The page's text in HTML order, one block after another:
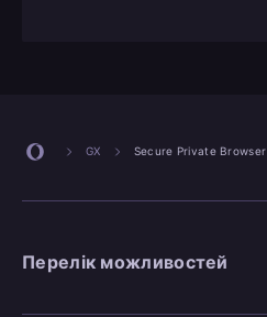
GX Secure Private Browser
Перелік можливостей